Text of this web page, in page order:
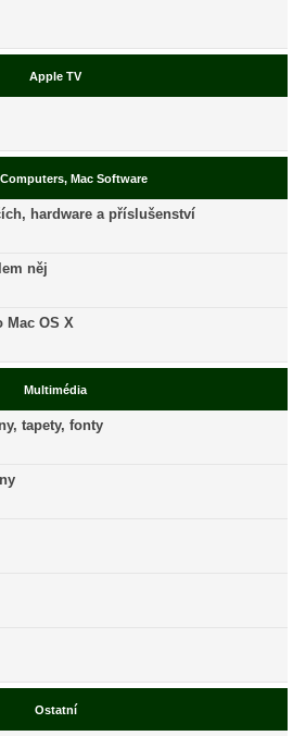
Apple TV
Mac Software
hardware a příslušenství
něj
Mac OS X
Multimédia
tapety, fonty
Ostatní